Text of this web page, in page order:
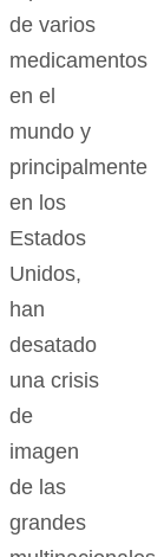
de varios
medicamentos
en el
mundo y
principalmente
en los
Estados
Unidos,
han
desatado
una crisis
de
imagen
de las
grandes